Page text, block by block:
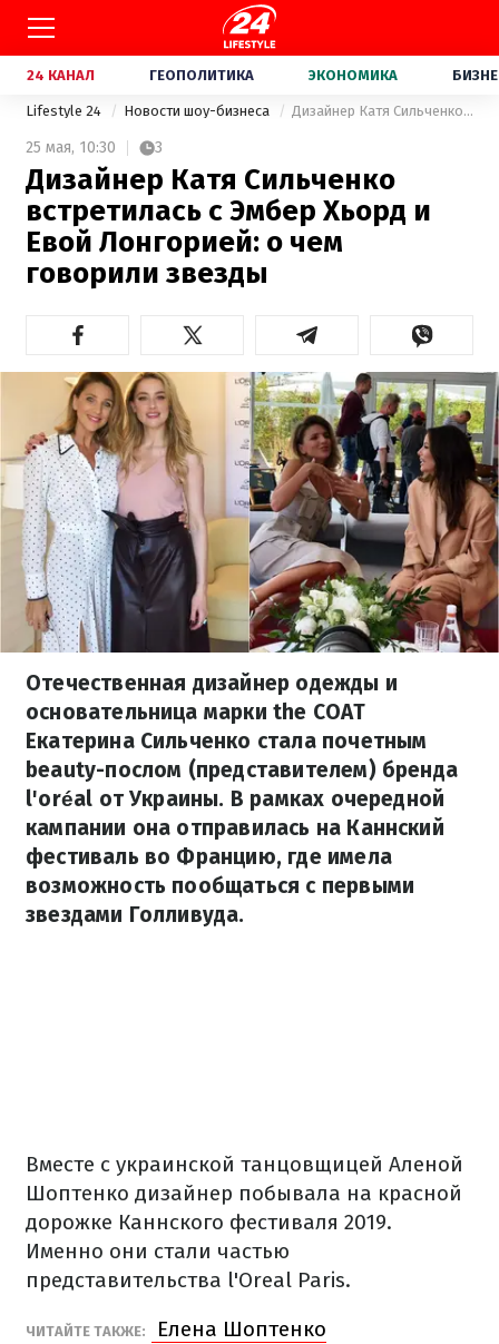
24 КАНАЛ ГЕОПОЛИТИКА ЭКОНОМИКА
Lifestyle 24 Новости шоу-бизнеса Дизайнер Катя Сильченко встретилась с Эмбер Хьорд и Евой Лонгорией: о чем говорили звезды
25 мая, 10:30 3
Дизайнер Катя Сильченко
встретилась с Эмбер Хьорд и
Евой Лонгорией: о чем
говорили звезды
Отечественная дизайнер одежды и
основательница марки the COAT
Екатерина Сильченко стала почетным
beauty-послом (представителем) бренда
l'oréal от Украины. В рамках очередной
кампании она отправилась на Каннский
фестиваль во Францию, где имела
возможность пообщаться с первыми
звездами Голливуда.
Вместе с украинской танцовщицей Аленой
Шоптенко дизайнер побывала на красной
дорожке Каннского фестиваля 2019.
Именно они стали частью
представительства l'Oreal Paris.
ЧИТАЙТЕ ТАКЖЕ:
Елена Шоптенко